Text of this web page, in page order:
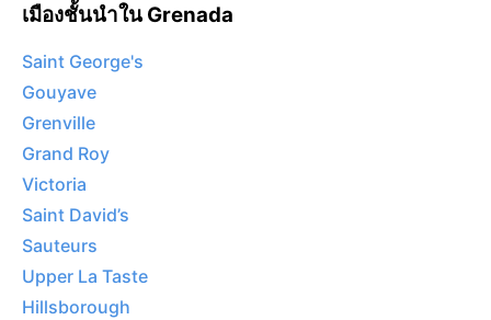
เมืองชั้นนำใน Grenada
Saint George's
Gouyave
Grenville
Grand Roy
Victoria
Saint David’s
Sauteurs
Upper La Taste
Hillsborough